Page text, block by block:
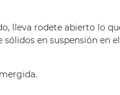
lleva rodete abierto lo
en suspensión en